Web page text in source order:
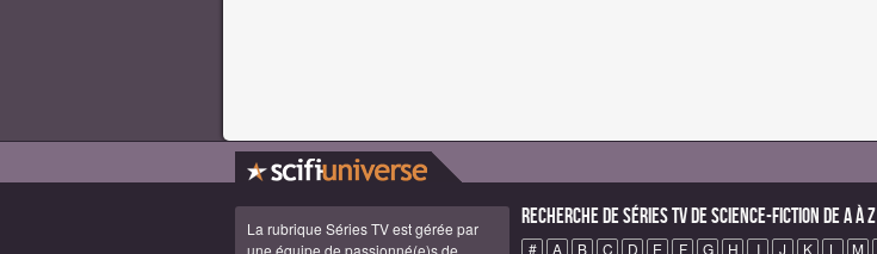
La rubrique Séries TV est gérée par
une équipe de passionné(e)s de
Recherche de Séries TV de science-fiction de A à Z
# A B C D E F G H I J K L M